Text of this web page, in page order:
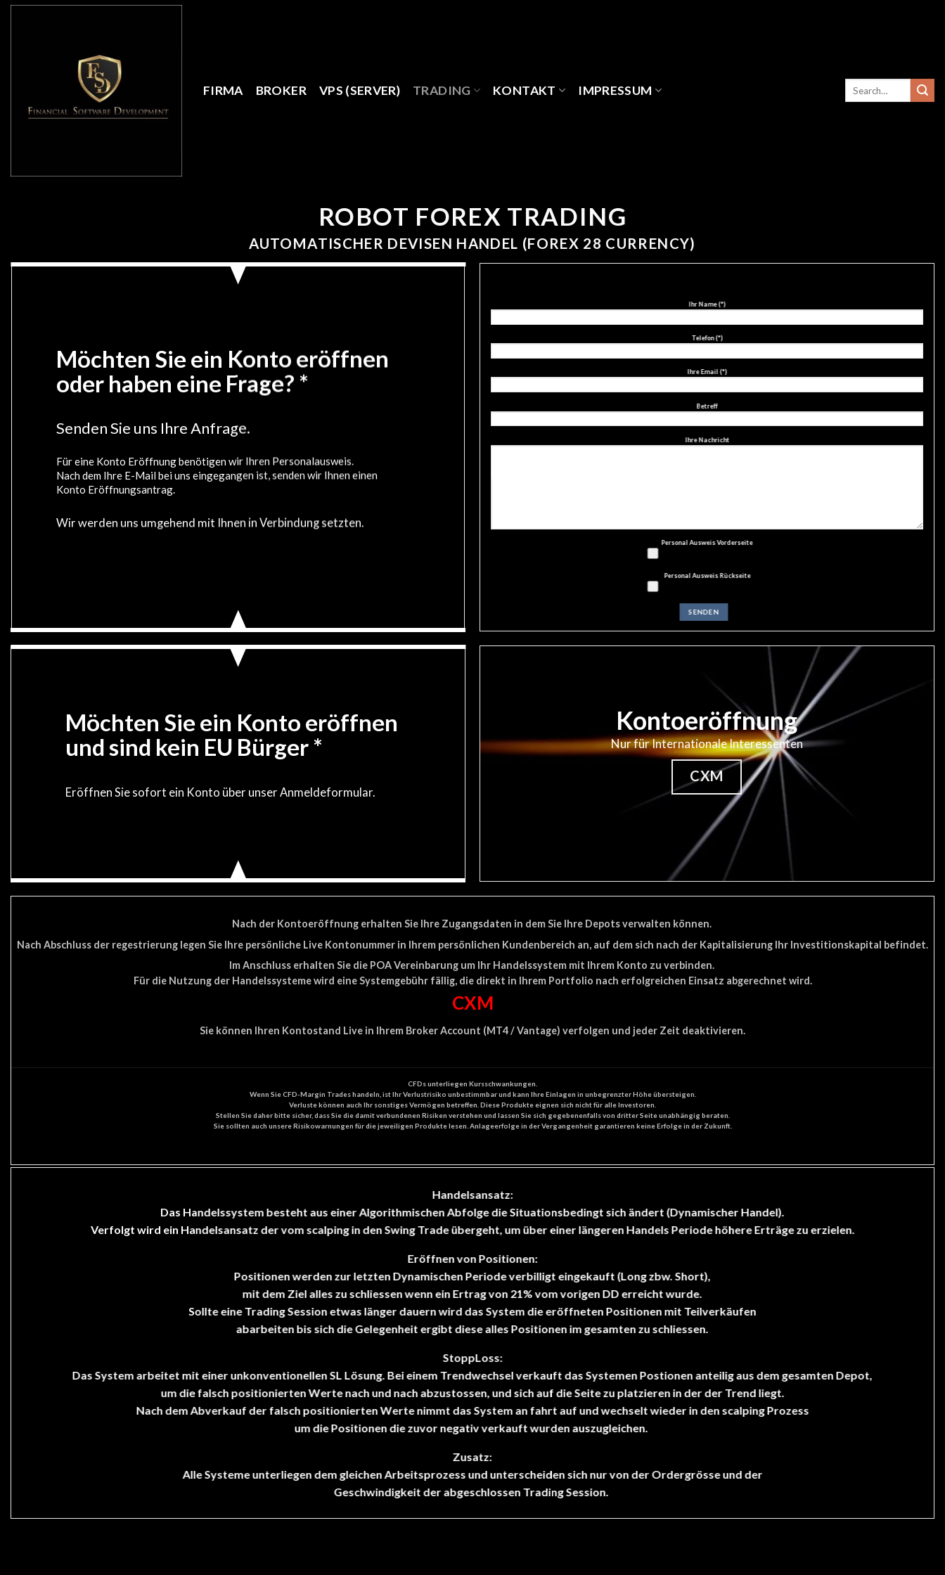
Skip
FIRMA BROKER VPS (SERVER) TRADING KONTAKT IMPRESSUM
ROBOT FOREX TRADING
AUTOMATISCHER DEVISEN HANDEL (FOREX 28 CURRENCY)
Möchten Sie ein Konto eröffnen
oder haben eine Frage? *
Senden Sie uns Ihre Anfrage.
Für eine Konto Eröffnung benötigen wir Ihren Personalausweis.
Nach dem Ihre E-Mail bei uns eingegangen ist, senden wir Ihnen einen
Konto Eröffnungsantrag.
Wir werden uns umgehend mit Ihnen in Verbindung setzten.
Ihr Name (*)
Telefon (*)
Ihre Email (*)
Betreff
Ihre Nachricht
Personal Ausweis Vorderseite
Personal Ausweis Rückseite
Möchten Sie ein Konto eröffnen
und sind kein EU Bürger *
Eröffnen Sie sofort ein Konto über unser Anmeldeformular.
Kontoeröffnung
Nur für Internationale Interessenten
CXM
Nach der Kontoeröffnung erhalten Sie Ihre Zugangsdaten in dem Sie Ihre Depots verwalten können.
Nach Abschluss der regestrierung legen Sie Ihre persönliche Live Kontonummer in Ihrem persönlichen Kundenbereich an, auf dem sich nach der Kapitalisierung Ihr Investitionskapital befindet.
Im Anschluss erhalten Sie die POA Vereinbarung um Ihr Handelssystem mit Ihrem Konto zu verbinden.
Für die Nutzung der Handelssysteme wird eine Systemgebühr fällig, die direkt in Ihrem Portfolio nach erfolgreichen Einsatz abgerechnet wird.
CXM
Sie können Ihren Kontostand Live in Ihrem Broker Account (MT4/ Vantage) verfolgen und jeder Zeit deaktivieren.
CFDs unterliegen Kursschwankungen.
Wenn Sie CFD-Margin Trades handeln, ist Ihr Verlustrisiko unbestimmbar und kann Ihre Einlagen in unbegrenzter Höhe übersteigen.
Verluste können auch Ihr sonstiges Vermögen betreffen. Diese Produkte eignen sich nicht für alle Investoren.
Stellen Sie daher bitte sicher, dass Sie die damit verbundenen Risiken verstehen und lassen Sie sich gegebenenfalls von dritter Seite unabhängig beraten.
Sie sollten auch unsere Risikowarnungen für die jeweiligen Produkte lesen. Anlageerfolge in der Vergangenheit garantieren keine Erfolge in der Zukunft.
Handelsansatz:
Das Handelssystem besteht aus einer Algorithmischen Abfolge die Situationsbedingt sich ändert (Dynamischer Handel).
Verfolgt wird ein Handelsansatz der vom scalping in den Swing Trade übergeht, um über einer längeren Handels Periode höhere Erträge zu erzielen.
Eröffnen von Positionen:
Positionen werden zur letzten Dynamischen Periode verbilligt eingekauft (Long zbw. Short),
mit dem Ziel alles zu schliessen wenn ein Ertrag von 21% vom vorigen DD erreicht wurde.
Sollte eine Trading Session etwas länger dauern wird das System die eröffneten Positionen mit Teilverkäufen
abarbeiten bis sich die Gelegenheit ergibt diese alles Positionen im gesamten zu schliessen.
StoppLoss:
Das System arbeitet mit einer unkonventionellen SL Lösung. Bei einem Trendwechsel verkauft das Systemen Postionen anteilig aus dem gesamten Depot,
um die falsch positionierten Werte nach und nach abzustossen, und sich auf die Seite zu platzieren in der der Trend liegt.
Nach dem Abverkauf der falsch positionierten Werte nimmt das System an fahrt auf und wechselt wieder in den scalping Prozess
um die Positionen die zuvor negativ verkauft wurden auszugleichen.
Zusatz:
Alle Systeme unterliegen dem gleichen Arbeitsprozess und unterscheiden sich nur von der Ordergrösse und der
Geschwindigkeit der abgeschlossen Trading Session.